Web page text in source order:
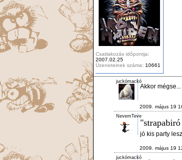
Csatlakozás időpontja:
2007.02.25
Üzeneteinek száma: 10661
juckómackó
Akkor mégse...
2009. május 19
NevemTeve
jó kis party
2009. május 19
juckómackó